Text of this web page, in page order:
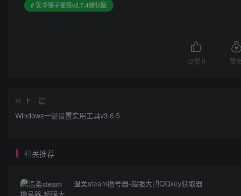
# 安卓锤子便签v3.7.4绿化版
点赞 0 赞
上一篇
Windows一键设置实用工具v3.6.5
相关推荐
温柔steam撸号器-超强大的QQkey获取器